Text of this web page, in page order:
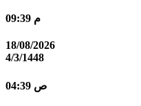
09:39 م
18/08/2026
4/3/1448
04:39 ص